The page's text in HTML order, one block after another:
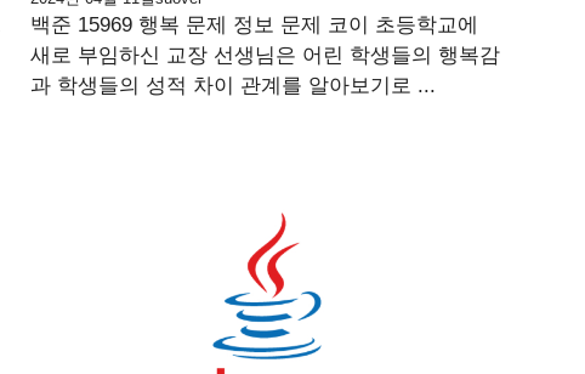
백준 15969 행복 문제 정보 문제 코이 초등학교에
새로 부임하신 교장 선생님은 어린 학생들의 행복감
과 학생들의 성적 차이 관계를 알아보기로 ...